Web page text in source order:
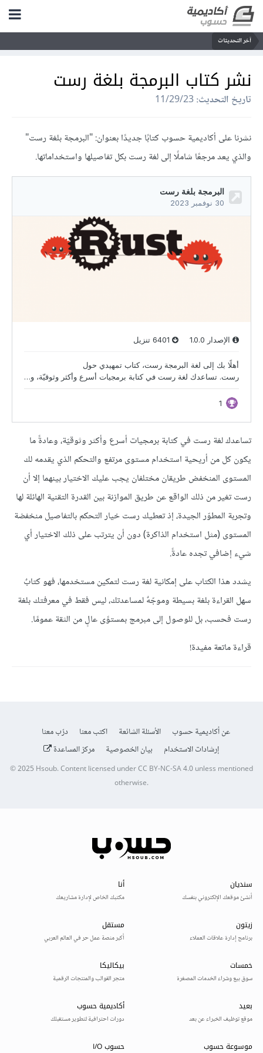
آخر التحديثات
نشر كتاب البرمجة بلغة رست
تاريخ التحديث:
نشرنا على أكاديمية حسوب كتابًا جديدًا بعنوان: "البرمجة بلغة رست"
والذي يعد مرجعًا شاملًا إلى لغة رست بكل تفاصيلها واستخداماتها.
تساعدك لغة رست في كتابة برمجيات أسرع وأكثر وثوقيّة، وعادةً ما
يكون كل من أريحية استخدام مستوى مرتفع والتحكم الذي يقدمه لك
المستوى المنخفض طريقان مختلفان يجب عليك الاختيار بينهما إلا أن
رست تغير من ذلك الواقع عن طريق الموازنة بين القدرة التقنية الهائلة لها
وتجربة المطوّر الجيدة، إذ تعطيك رست خيار التحكم بالتفاصيل منخفضة
المستوى (مثل استخدام الذاكرة) دون أن يترتب على ذلك الاختيار أي
شيء إضافي تجده عادةً.
يشدد هذا الكتاب على إمكانية لغة رست لتمكين مستخدمها، فهو كتابٌ
سهل القراءة بلغة بسيطة وموجّهٌ لمساعدتك، ليس فقط في معرفتك بلغة
رست فحسب، بل للوصول إلى مبرمج بمستوًى عالٍ من الثقة عمومًا.
قراءة ماتعة مفيدة!
عن أكاديمية حسوب الأسئلة الشائعة اكتب معنا
درّب معنا
إرشادات الاستخدام
بيان الخصوصية مركز المساعدة
© 2025 Hsoub.Content licensed underCC BY-NC-SA 4.0unless mentioned
otherwise.